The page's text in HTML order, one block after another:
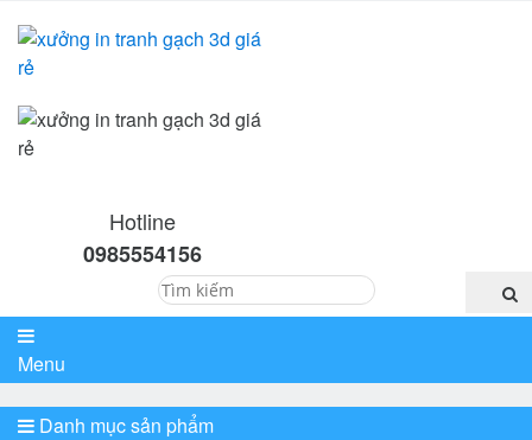
Hotline
0985554156
Menu
Danh mục sản phẩm